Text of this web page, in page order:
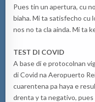
Pues tin un apertura, cu
biaha. Mi ta satisfecho cu
nos no ta cla ainda. Mi ta
TEST DI COVID
A base di e protocolnan
di Covid na Aeropuerto
cuarentena pa haya e
drenta y ta negativo,